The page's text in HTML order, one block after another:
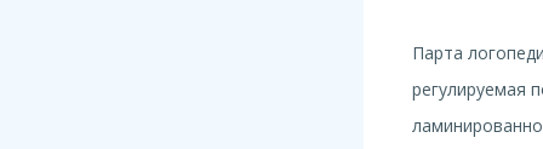
Парта
регулируемая